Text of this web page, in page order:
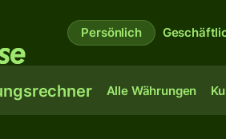
Persönlich
Alle Währungen